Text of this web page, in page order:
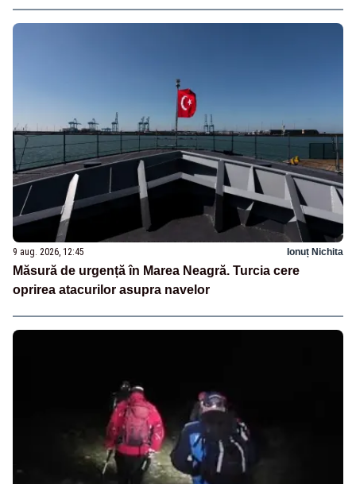
9 aug. 2026, 12:45 Ionuț Nichita
Măsură de urgență în Marea Neagră. Turcia cere
oprirea atacurilor asupra navelor